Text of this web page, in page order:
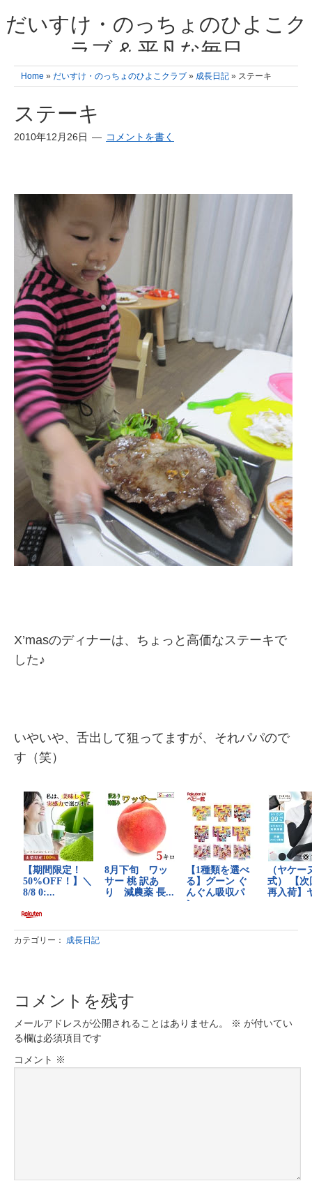
だいすけ・のっちょのひよこク
ラブ & 平凡な毎日
我が家の3人のひよこ成長日記と雑記 何十年後かに、大きくなったひよ
こ達とこの成長記を読み返すことを夢見て。& 3児ママの平凡日記 日々
Home » だいすけ・のっちょのひよこクラブ » 成長日記 » ステーキ
ステーキ
2010年12月26日 コメントを書く
X’masのディナーは、ちょっと高価なステーキで
した♪
いやいや、舌出して狙ってますが、それパパので
す（笑）
カテゴリー： 成長日記
コメントを残す
メールアドレスが公開されることはありません。 ※ が付いてい
る欄は必須項目です
コメント ※